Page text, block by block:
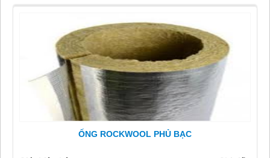
ỐNG ROCKWOOL PHỦ BẠC